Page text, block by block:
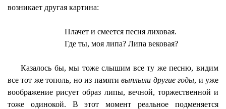
возникает другая картина:
Плачет и смеется песнялиховая.
Где ты, моя липа? Липа вековая?
Казалось бы, мы тоже слышим все ту же песню, видим
все тот же тополь, но из памятивыплыли другие годы, и уже
воображение рисует образ липы, вечной, торжественной и
тоже одинокой. В этот момент реальное подменяется